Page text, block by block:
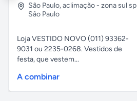
São Paulo,aclimação - zona sul sp
São Paulo
Loja VESTIDO NOVO (011) 93362-
9031 ou 2235-0268. Vestidos de
festa, que vestem...
A combinar